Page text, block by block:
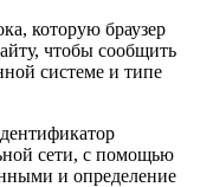
которую браузер
чтобы сообщить
системе и типе
сети, с помощью
и определение